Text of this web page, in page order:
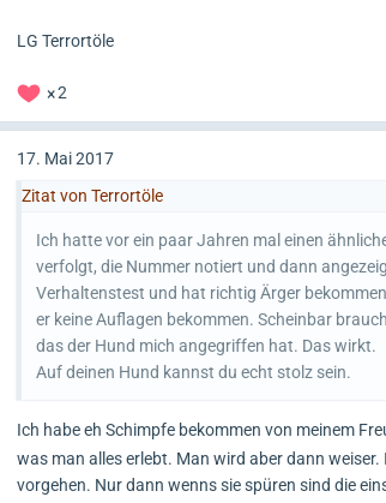
LG Terrortöle
2
17. Mai 2017
Zitat von Terrortöle
Ich hatte vor ein paar Jahren mal einen
verfolgt, die Nummer notiert und dann
Verhaltenstest und hat richtig Ärger
er keine Auflagen bekommen. Scheinbar
das der Hund mich angegriffen hat. Das wirkt.
Auf deinen Hund kannst du echt stolz sein.
Ich habe eh Schimpfe bekommen von meinem
was man alles erlebt. Man wird aber dann
vorgehen. Nur dann wenns sie spüren sind die